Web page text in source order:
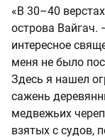
«В 30–40
острова Вайгач.
интересное
меня не было
Здесь я нашел
сажень
медвежьих
взятых с судов,